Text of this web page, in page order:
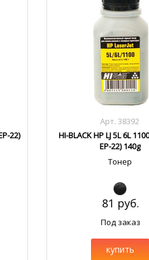
22)
Арт. 38392
HI-BLACK HP LJ 5L 6L
EP-22) 140g
Тонер
81 руб.
Под заказ
купить